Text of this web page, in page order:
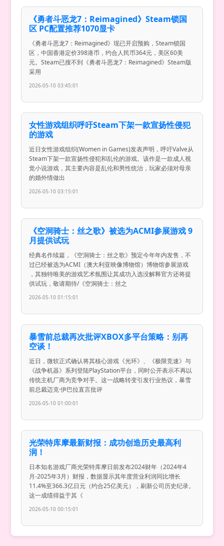
《勇者斗恶龙7：Reimagined》Steam锁国
区 PC配置推荐1070显卡
《勇者斗恶龙7：Reimagined》现已开启预购，Steam锁国
区，中国香港定价398港币，约合人民币364元，美区60美
元。Steam已搜不到《勇者斗恶龙7：Reimagined》Steam版
采用
2026-05-10 03:45:01
女性游戏组织呼吁Steam下架一款宣扬性侵犯
的游戏
近日女性游戏组织(Women in Games)发表声明，呼吁Valve从
Steam下架一款宣扬性侵犯和乱伦的游戏。该作是一款成人视
觉小说游戏，其主要内容是乱伦和男性统治，玩家必须对母亲
的婚外情做出
2026-05-10 03:15:01
《空洞骑士：丝之歌》被选为ACMI参展游戏 9
月提供试玩
经典名作续篇，《空洞骑士：丝之歌》预定今年年内发售，不
过已经被选为ACMI（澳大利亚映像博物馆）博物馆参展游戏
，其独特唯美的游戏艺术氛围让其成功入选没解释官方还将提
供试玩，敬请期待/《空洞骑士：丝之
2026-05-10 01:15:01
暴雪前总裁再次批评XBOX多平台策略：别再
空谈！
近日，微软正式确认将其核心游戏《光环》、《极限竞速》与
《战争机器》系列登陆PlayStation平台，同时公开表示不再以
传统主机厂商为竞争对手。这一战略转变引发行业热议，暴雪
前总裁迈克·伊巴拉直言批评
2026-05-10 01:00:01
光荣特库摩最新财报：成功创造历史最高利
润！
日本知名游戏厂商光荣特库摩日前发布2024财年（2024年4
月-2025年3月）财报，数据显示其年度营业利润同比增长
11.4%至366.3亿日元（约合25亿美元），刷新公司历史纪录。
这一成绩得益于其《
2026-05-10 00:15:01